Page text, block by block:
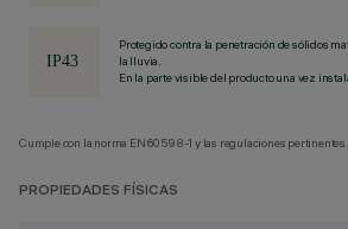
Protegido contra la penetración de sólidos
la lluvia.
En la parte visible del producto una vez
Cumple con la norma EN60598-1 y las regulaciones pertinentes.
PROPIEDADES FÍSICAS